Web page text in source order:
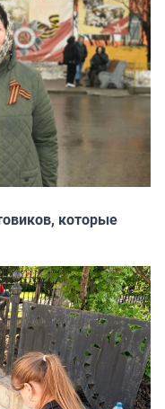
которые